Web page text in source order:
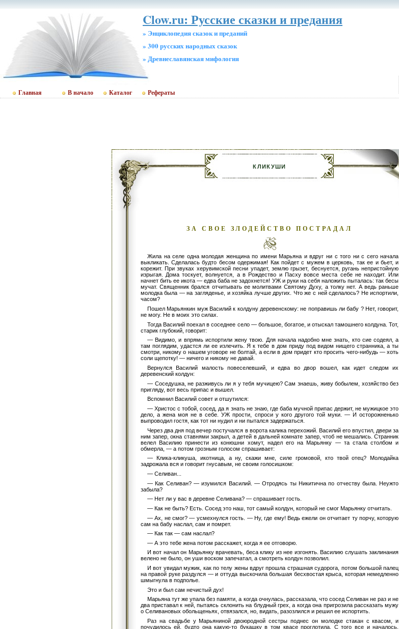
Clow.ru: Русские сказки и предания
» Энциклопедия сказок и преданий
» 300 русских народных сказок
» Древнеславянская мифология
Главная В начало Каталог Рефераты
КЛИКУШИ
ЗА СВОЕ ЗЛОДЕЙСТВО ПОСТРАДАЛ
Жила на селе одна молодая женщина по имени Марьяна и вдруг ни с того ни с сего начала
выкликать. Сделалась будто бесом одержимая! Как пойдет с мужем в церковь, так ее и бьет, и
корежит. При звуках херувимской песни упадет, землю грызет, беснуется, ругань непристойную
изрыгая. Дома тоскует, волнуется, а в Рождество и Пасху вовсе места себе не находит. Или
начнет бить ее икота — едва баба не задохнется! УЖ и руки на себя наложить пыталась: так бесы
мучат. Священник брался отчитывать ее молитвами Святому Духу, а толку нет. А ведь раньше
молодка была — на загляденье, и хозяйка лучше других. Что же с ней сделалось? Не испортили,
часом?
Пошел Марьянкин муж Василий к колдуну деревенскому: не поправишь ли бабу ? Нет, говорит,
не могу. Не в моих это силах.
Тогда Василий поехал в соседнее село — большое, богатое, и отыскал тамошнего колдуна. Тот,
старик глубокий, говорит:
— Видимо, и впрямь испортили жену твою. Для начала надобно мне знать, кто сие содеял, а
там поглядим, удастся ли ее излечить. Я к тебе в дом приду под видом нищего странника, а ты
смотри, никому о нашем уговоре не болтай, а если в дом придет кто просить чего-нибудь — хоть
соли щепотку! — ничего и никому не давай.
Вернулся Василий малость повеселевший, и едва во двор вошел, как идет следом их
деревенский колдун:
— Соседушка, не разживусь ли я у тебя мучицею? Сам знаешь, живу бобылем, хозяйство без
пригляду, вот весь припас и вышел.
Вспомнил Василий совет и отшутился:
— Христос с тобой, сосед, да я знать не знаю, где баба мучной припас держит, не мужицкое это
дело, а жена моя не в себе. УЖ прости, спроси у кого другого той муки. — И осторожненько
выпроводил гостя, как тот ни нудил и ни пытался задержаться.
Через два дня под вечер постучался в ворота калика перехожий. Василий его впустил, двери за
ним запер, окна ставнями закрыл, а детей в дальней комнате запер, чтоб не мешались. Странник
велел Василию принести из конюшни хомут, надел его на Марьянку — та стала столбом и
обмерла, — а потом грозным голосом спрашивает:
— Клика-кликуша, икотница, а ну, скажи мне, силе громовой, кто твой отец? Молодайка
задрожала вся и говорит гнусавым, не своим голосишком:
— Селиван...
— Как Селиван? — изумился Василий. — Отродясь ты Никитична по отчеству была. Неужто
забыла?
— Нет ли у вас в деревне Селивана? — спрашивает гость.
— Как не быть? Есть. Сосед это наш, тот самый колдун, который не смог Марьянку отчитать.
— Ах, не смог? — усмехнулся гость. — Ну, где ему! Ведь ежели он отчитает ту порчу, которую
сам на бабу наслал, сам и помрет.
— Как так — сам наслал?
— А это тебе жена потом расскажет, когда я ее отговорю.
И вот начал он Марьянку врачевать, беса клику из нее изгонять. Василию слушать заклинания
велено не было, он уши воском запечатал, а смотреть колдун позволил.
И вот увидал мужик, как по телу жены вдруг прошла страшная судорога, потом большой палец
на правой руке раздулся — и оттуда выскочила большая бесхвостая крыса, которая немедленно
шмыгнула в подполье.
Это и был сам нечистый дух!
Марьяна тут же упала без памяти, а когда очнулась, рассказала, что сосед Селиван не раз и не
два приставал к ней, пытаясь склонить на блудный грех, а когда она пригрозила рассказать мужу
о Селивановых обольщеньях, отвязался, но, видать, разозлился и решил ее испортить.
Раз на свадьбе у Марьяниной двоюродной сестры поднес он молодке стакан с квасом, и
почудилось ей, будто она какую-то букашку в том квасе проглотила. С того все и началось,